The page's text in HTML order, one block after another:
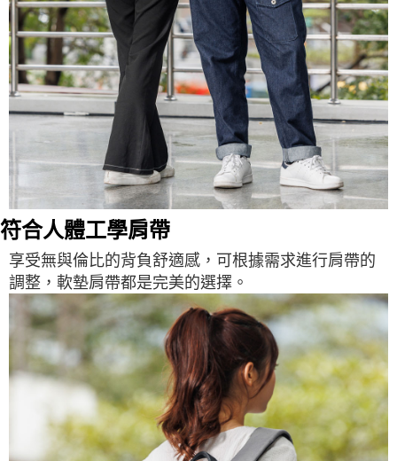
符合人體工學肩帶
享受無與倫比的背負舒適感，可根據需求進行肩帶的
調整，軟墊肩帶都是完美的選擇。